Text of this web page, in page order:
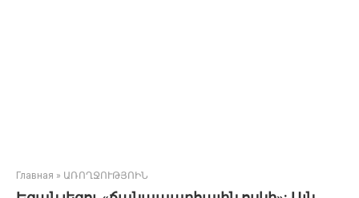
Главная » ԱՌՈՂՋՈՒԹՅՈԻՆ